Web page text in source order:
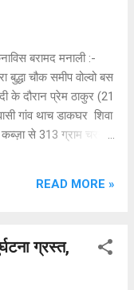
बरामद मनाली :-
बुद्धा चौक समीप वोल्वो बस
के दौरान प्रेम ठाकुर (21
गांव थाच डाकघर शिवा
से 313 ग्राम चरस/
करके गिरफ्तार किया
READ MORE »
ग्रस्त,